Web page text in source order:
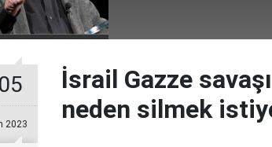
2023
İsrail Gazze
neden silmek